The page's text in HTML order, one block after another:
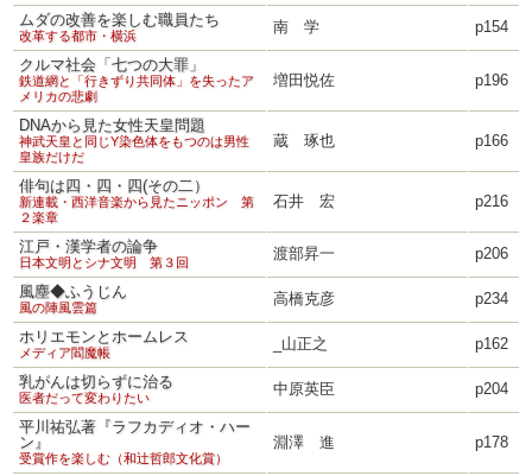
ムダの改善を楽しむ職員たち
改革する都市・横浜 南 学 p154
クルマ社会「七つの大罪」
鉄道網と「行きずり共同体」を失ったア
メリカの悲劇
増田悦佐 p196
DNAから見た女性天皇問題
神武天皇と同じY染色体をもつのは男性
皇族だけだ
蔵 琢也 p166
俳句は四・四・四(その二）
新連載・西洋音楽から見たニッポン 第
２楽章
石井 宏 p216
江戸・漢学者の論争
日本文明とシナ文明 第３回 渡部昇一 p206
風塵◆ふうじん
風の陣風雲篇 高橋克彦 p234
ホリエモンとホームレス
メディア閻魔帳 _山正之 p162
乳がんは切らずに治る
医者だって変わりたい 中原英臣 p204
平川祐弘著『ラフカディオ・ハー
ン』
受賞作を楽しむ（和辻哲郎文化賞）
淵澤 進 p178